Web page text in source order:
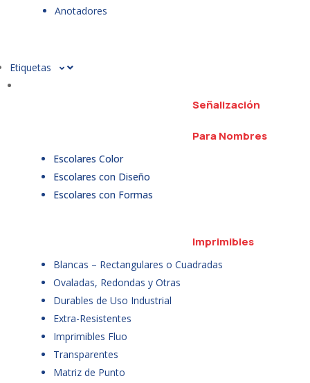
Anotadores
Etiquetas
Señalización
Para Nombres
Escolares Color
Escolares con Diseño
Escolares con Formas
Imprimibles
Blancas – Rectangulares o Cuadradas
Ovaladas, Redondas y Otras
Durables de Uso Industrial
Extra-Resistentes
Imprimibles Fluo
Transparentes
Matriz de Punto